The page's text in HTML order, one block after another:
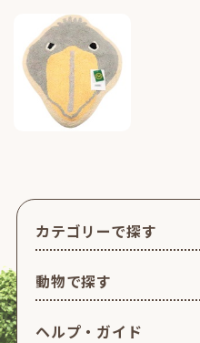
カテゴリーで探す
動物で探す
ヘルプ・ガイド